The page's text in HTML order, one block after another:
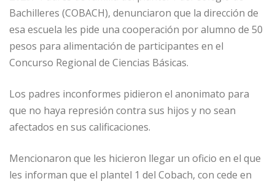
Bachilleres (COBACH), denunciaron que la dirección de
esa escuela les pide una cooperación por alumno de 50
pesos para alimentación de participantes en el
Concurso Regional de Ciencias Básicas.
Los padres inconformes pidieron el anonimato para
que no haya represión contra sus hijos y no sean
afectados en sus calificaciones.
Mencionaron que les hicieron llegar un oficio en el que
les informan que el plantel 1 del Cobach, con cede en